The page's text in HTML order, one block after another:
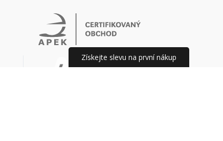
Získejte slevu na první nákup